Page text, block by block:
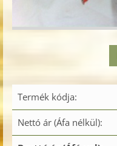
Termék kódja:
Nettó ár (Áfa nélkül):